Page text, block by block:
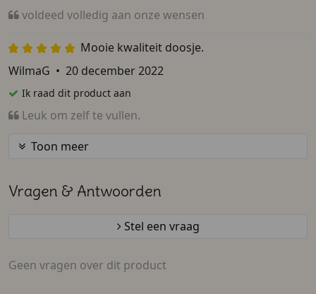
voldeed volledig aan onze wensen
Mooie kwaliteit doosje.
WilmaG • 20 december 2022
Ik raad dit product aan
Leuk om zelf te vullen.
Toon meer
Vragen & Antwoorden
Stel een vraag
Geen vragen over dit product